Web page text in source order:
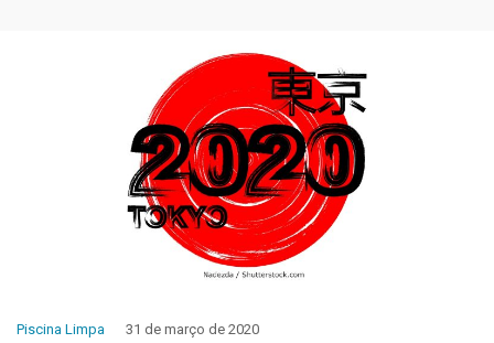
Piscina Limpa 31 de março de 2020